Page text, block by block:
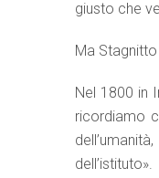
giusto che
Ma
Nel 1800 in
ricordiamo
dell’istituto».